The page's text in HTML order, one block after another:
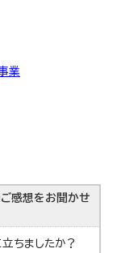
業
ご感想をお聞かせ
立ちましたか？